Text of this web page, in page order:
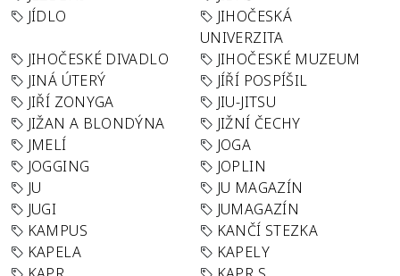
JÍDLO
JIHOČESKÁ
UNIVERZITA
JIHOČESKÉ DIVADLO
JIHOČESKÉ MUZEUM
JINÁ ÚTERÝ
JÍŘÍ POSPÍŠIL
JIŘÍ ZONYGA
JIU-JITSU
JIŽAN A BLONDÝNA
JIŽNÍ ČECHY
JMELÍ
JOGA
JOGGING
JOPLIN
JU
JU MAGAZÍN
JUGI
JUMAGAZÍN
KAMPUS
KANČÍ STEZKA
KAPELA
KAPELY